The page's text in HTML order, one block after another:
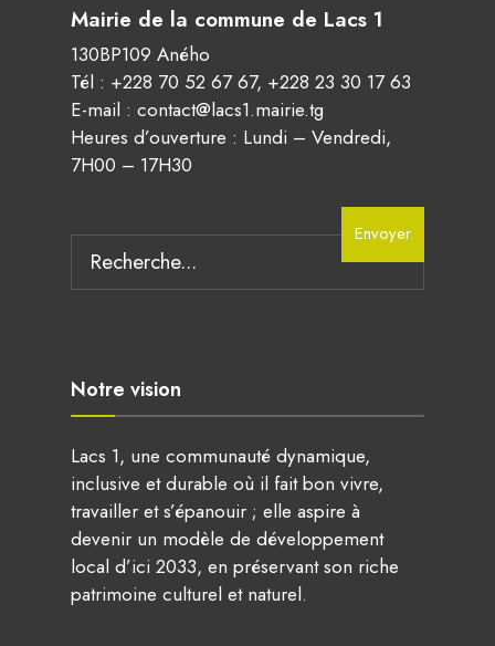
Mairie de la commune de Lacs 1
130BP109 Aného
Tél : +228 70 52 67 67, +228 23 30 17 63
E-mail : contact@lacs1.mairie.tg
Heures d’ouverture : Lundi – Vendredi,
7H00 – 17H30
Search
for:
Envoyer
Notre vision
Lacs 1, une communauté dynamique,
inclusive et durable où il fait bon vivre,
travailler et s’épanouir ; elle aspire à
devenir un modèle de développement
local d’ici 2033, en préservant son riche
patrimoine culturel et naturel.